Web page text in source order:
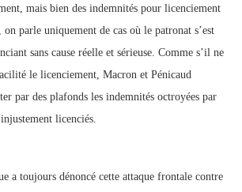
mais bien des indemnités pour licenciement
parle uniquement de cas où le patronat s’est
sans cause réelle et sérieuse. Comme s’il ne
le licenciement, Macron et Pénicaud
par des plafonds les indemnités octroyées par
licenciés.
a toujours dénoncé cette attaque frontale contre